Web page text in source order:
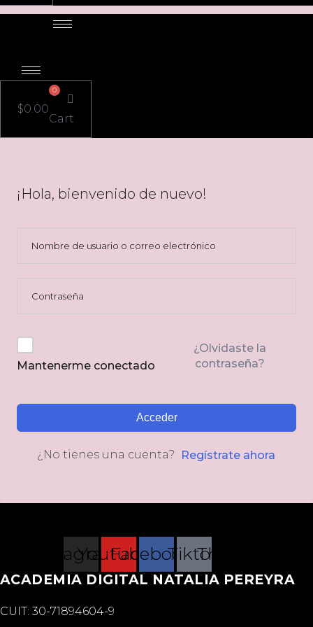
$0.00
0
Cart
¡Hola, bienvenido de nuevo!
Mantenerme conectado
¿Olvidaste la
contraseña?
Acceder
¿No tienes una cuenta? Regístrate ahora
Instagram
Youtube
Facebook
TiktokThreads
ACADEMIA DIGITAL NATALIA PEREYRA
CUIT: 30-71894604-9